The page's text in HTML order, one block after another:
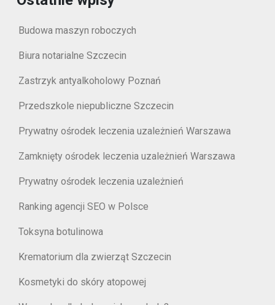
Budowa maszyn roboczych
Biura notarialne Szczecin
Zastrzyk antyalkoholowy Poznań
Przedszkole niepubliczne Szczecin
Prywatny ośrodek leczenia uzależnień Warszawa
Zamknięty ośrodek leczenia uzależnień Warszawa
Prywatny ośrodek leczenia uzależnień
Ranking agencji SEO w Polsce
Toksyna botulinowa
Krematorium dla zwierząt Szczecin
Kosmetyki do skóry atopowej